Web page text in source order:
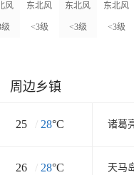
风 东北风
<3级
东北风
<3级
东北风
<3级
周边乡镇
25 / 28°C 诸葛
26 / 28°C 天马